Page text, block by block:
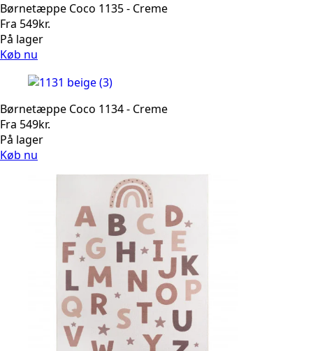
Børnetæppe Coco 1135 - Creme
Fra 549kr.
På lager
Køb nu
Børnetæppe Coco 1134 - Creme
Fra 549kr.
På lager
Køb nu